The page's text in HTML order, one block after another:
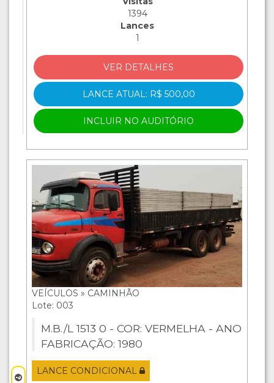
1394
Lances
1
VER DETALHES
LANCE ATUAL: R$ 500,00
INCLUIR NO AUDITÓRIO
VEÍCULOS » CAMINHÃO
Lote: 003
M.B./L 1513 0 - COR: VERMELHA - ANO
FABRICAÇÃO: 1980
LANCE CONDICIONAL